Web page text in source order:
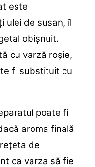
este
ulei de susan, îl
obișnuit.
cu varză roșie,
fi substituit cu
poate fi
aroma finală
de
ca varza să fie